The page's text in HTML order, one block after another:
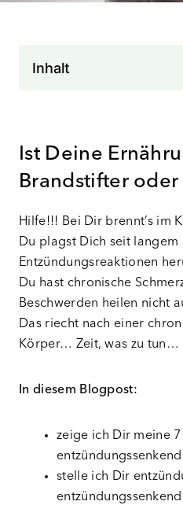
Inhalt
Ist Deine
Brandstifter
Hilfe!!! Bei Dir brennt’s im
Du plagst Dich seit langem
Entzündungsreaktionen
Du hast chronische
Beschwerden heilen nicht
Das riecht nach einer
Körper… Zeit, was zu tun…
In diesem Blogpost:
zeige ich Dir meine
stelle ich Dir